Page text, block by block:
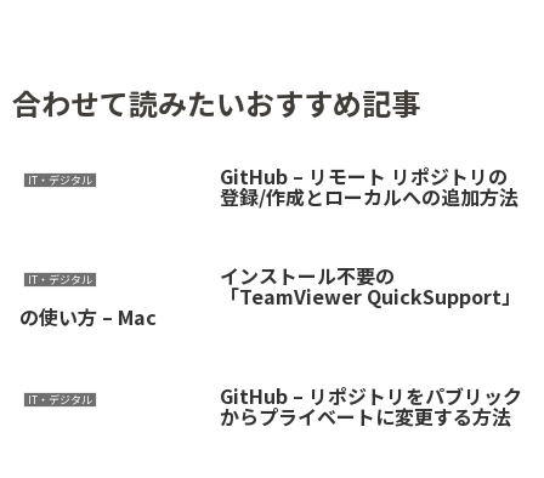
合わせて読みたいおすすめ記事
IT・デジタル GitHub – リモート リポジトリの
登録/作成とローカルへの追加方法
IT・デジタル インストール不要の
「TeamViewer QuickSupport」
の使い方 – Mac
IT・デジタル GitHub – リポジトリをパブリック
からプライベートに変更する方法